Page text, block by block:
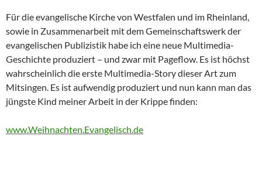
Für die evangelische Kirche von Westfalen und im Rheinland,
sowie in Zusammenarbeit mit dem Gemeinschaftswerk der
evangelischen Publizistik habe ich eine neue Multimedia-
Geschichte produziert – und zwar mit Pageflow. Es ist höchst
wahrscheinlich die erste Multimedia-Story dieser Art zum
Mitsingen. Es ist aufwendig produziert und nun kann man das
jüngste Kind meiner Arbeit in der Krippe finden:
www.Weihnachten.Evangelisch.de